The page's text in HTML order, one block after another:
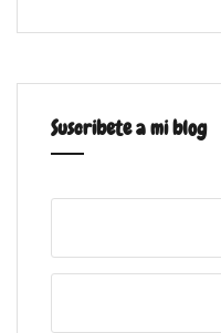
Suscribete a mi blog